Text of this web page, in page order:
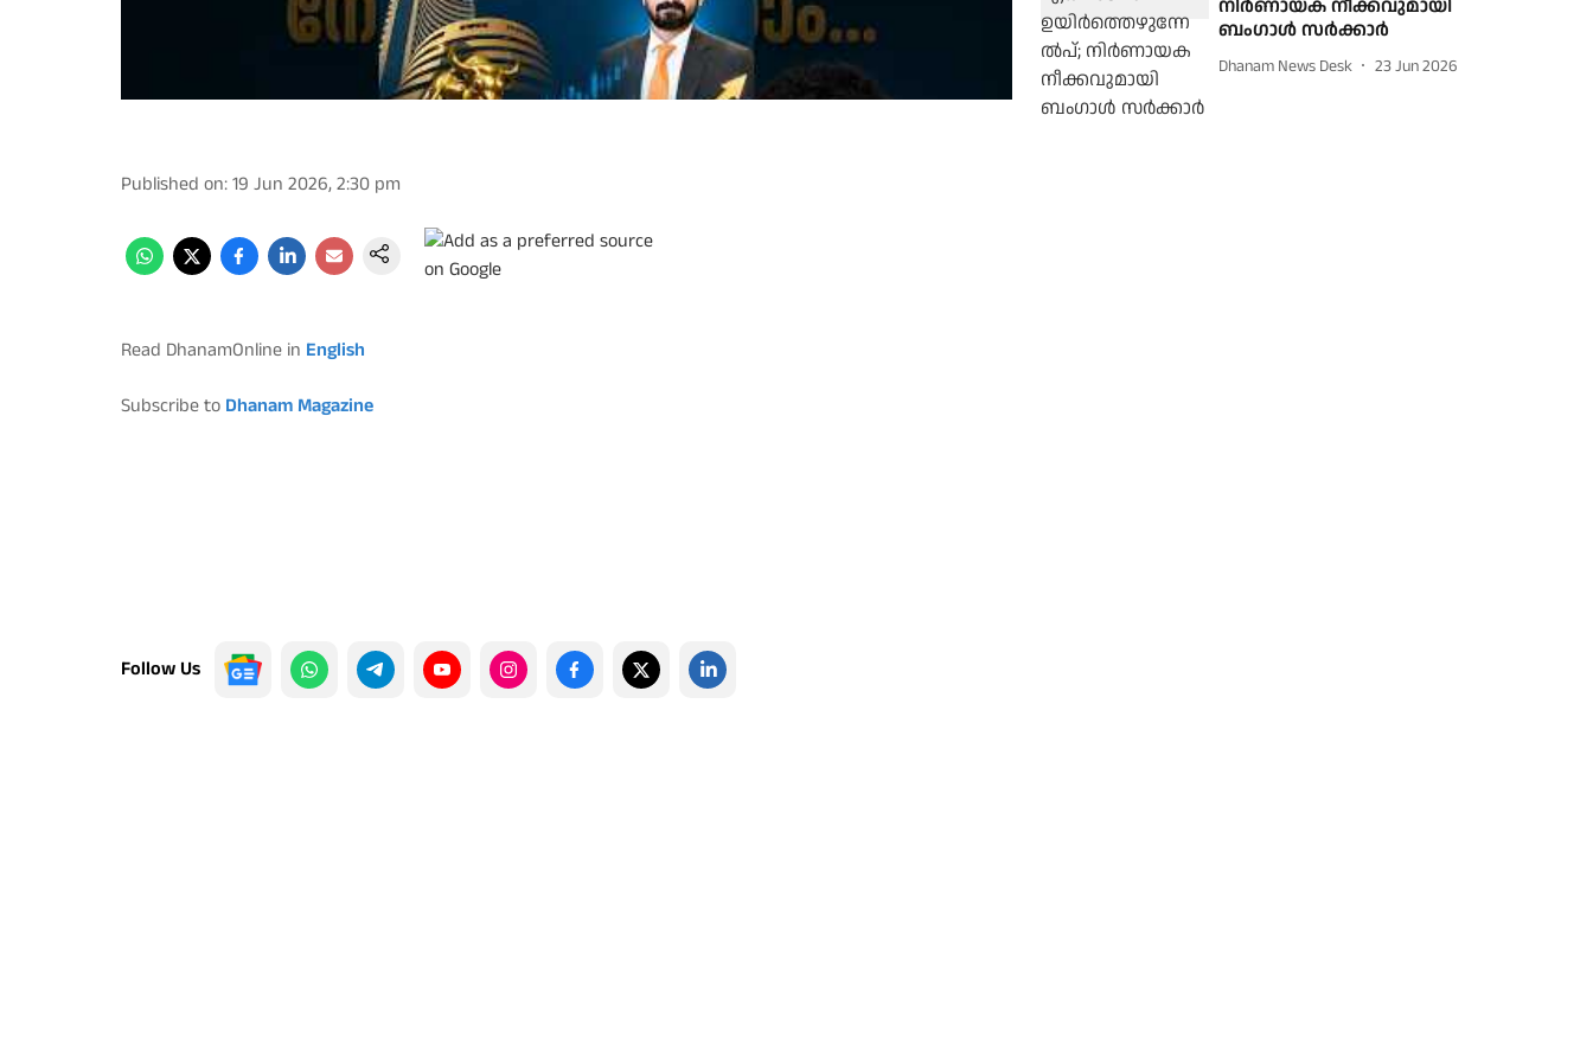
Published on:19 Jun 2026, 2:30 pm
Read DhanamOnline in English
Subscribe to Dhanam Magazine
Follow Us
നിര്‍ണായക നീക്കവുമായി
ബംഗാള്‍ സര്‍ക്കാര്‍
Dhanam News Desk 23 Jun 2026